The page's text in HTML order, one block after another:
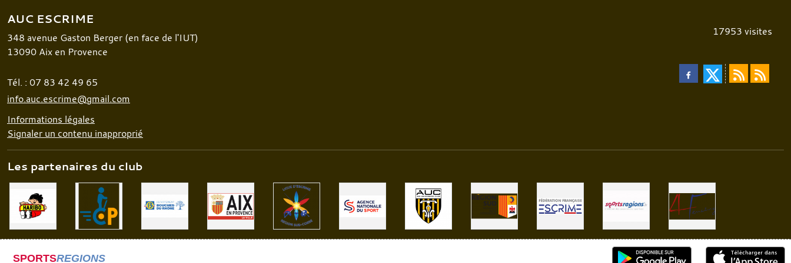
AUC ESCRIME
348 avenue Gaston Berger (en face de l'IUT)
13090 Aix en Provence
Tél. : 07 83 42 49 65
info.auc.escrime@gmail.com
Informations légales
Signaler un contenu inapproprié
17953 visites
Les partenaires du club
SPORTSREGIONS